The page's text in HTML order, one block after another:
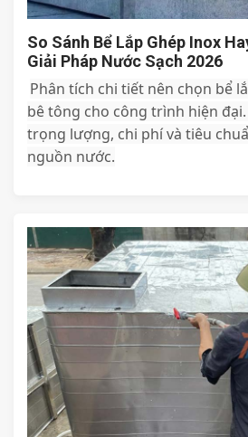
So Sánh Bể Lắp Ghép Inox
Giải Pháp Nước Sạch 2026
Phân tích chi tiết nên chọn bể
bê tông cho công trình hiện đại.
trọng lượng, chi phí và tiêu
nguồn nước.